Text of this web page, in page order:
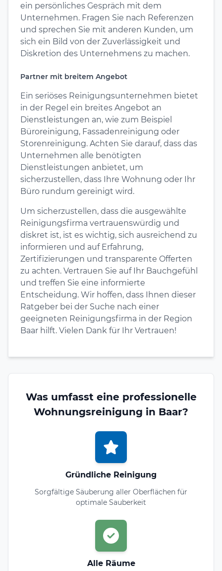
ein persönliches Gespräch mit dem
Unternehmen. Fragen Sie nach Referenzen
und sprechen Sie mit anderen Kunden, um
sich ein Bild von der Zuverlässigkeit und
Diskretion des Unternehmens zu machen.
Partner mit breitem Angebot
Ein seriöses Reinigungsunternehmen bietet
in der Regel ein breites Angebot an
Dienstleistungen an, wie zum Beispiel
Büroreinigung, Fassadenreinigung oder
Storenreinigung. Achten Sie darauf, dass das
Unternehmen alle benötigten
Dienstleistungen anbietet, um
sicherzustellen, dass Ihre Wohnung oder Ihr
Büro rundum gereinigt wird.
Um sicherzustellen, dass die ausgewählte
Reinigungsfirma vertrauenswürdig und
diskret ist, ist es wichtig, sich ausreichend zu
informieren und auf Erfahrung,
Zertifizierungen und transparente Offerten
zu achten. Vertrauen Sie auf Ihr Bauchgefühl
und treffen Sie eine informierte
Entscheidung. Wir hoffen, dass Ihnen dieser
Ratgeber bei der Suche nach einer
geeigneten Reinigungsfirma in der Region
Baar hilft. Vielen Dank für Ihr Vertrauen!
Was umfasst eine professionelle
Wohnungsreinigung in Baar?
Gründliche Reinigung
Sorgfältige Säuberung aller Oberflächen für
optimale Sauberkeit
Alle Räume